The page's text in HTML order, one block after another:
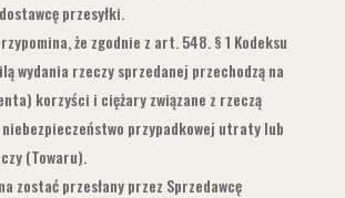
przesyłki.
że zgodnie z art. 548. § 1 Kodeksu
wydania rzeczy sprzedanej przechodzą na
korzyści i ciężary związane z rzeczą
przypadkowej utraty lub
(Towaru).
zostać przesłany przez Sprzedawcę